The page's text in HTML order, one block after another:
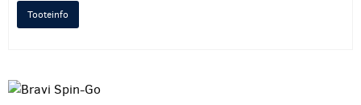
Tooteinfo